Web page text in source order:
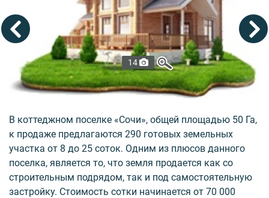
14
В коттеджном поселке «Сочи», общей площадью 50 Га,
к продаже предлагаются 290 готовых земельных
участка от 8 до 25 соток. Одним из плюсов данного
поселка, является то, что земля продается как со
строительным подрядом, так и под самостоятельную
застройку. Стоимость сотки начинается от 70 000